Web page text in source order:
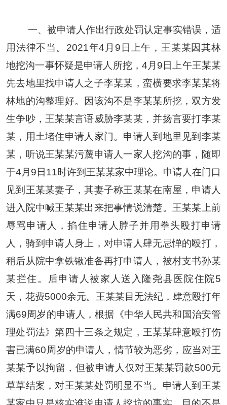
一、被申请人作出行政处罚认定事实错误，适
用法律不当。 2021年4月9日上午，王某某因其林
地挖沟一事怀疑是申请人所挖，4月9日上午王某某
先去地里找申请人之子李某某，蛮横要求李某某将
林地的沟整理好。因该沟不是李某某所挖，双方发
生争吵，王某某言语威胁李某某，并扬言要打李某
某，用土堵住申请人家门。申请人到地里见到李某
某，听说王某某污蔑申请人一家人挖沟的事，随即
于4月9日11时许到王某某家中理论。申请人在门口
见到王某某妻子，其妻子称王某某在南屋，申请人
进入院中喊王某某出来把事情说清楚。王某某上前
辱骂申请人，掐住申请人脖子并用拳头殴打申请
人，骑到申请人身上，对申请人肆无忌惮的殴打，
稍后从院中拿铁锹准备再打申请人，被村支书孙某
某拦住。后申请人被家人送入隆尧县医院住院5
天，花费5000余元。王某某目无法纪，肆意殴打年
满69周岁的申请人，根据《中华人民共和国治安管
理处罚法》第四十三条之规定，王某某肆意殴打伤
害已满60周岁的申请人，情节较为恶劣，应当对王
某某予以拘留，但被申请人仅对王某某罚款500元
草草结案，对王某某处罚明显不当。申请人到王某